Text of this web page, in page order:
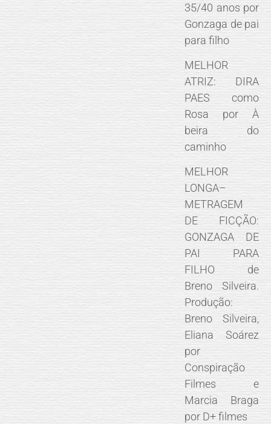
35/40 anos por
Gonzaga de pai
para filho
MELHOR
ATRIZ: DIRA
PAES como
Rosa por À
beira do
caminho
MELHOR
LONGA–
METRAGEM
DE FICÇÃO:
GONZAGA DE
PAI PARA
FILHO de
Breno Silveira.
Produção:
Breno Silveira,
Eliana Soárez
por
Conspiração
Filmes e
Marcia Braga
por D+ filmes